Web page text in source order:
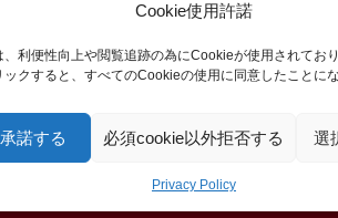
Cookie使用許諾
、利便性向上や閲覧追跡の為にCookieが使用されてお
クすると、すべてのCookieの使用に同意したことにな
諾する 必須cookie以外拒否する 選
Privacy Policy